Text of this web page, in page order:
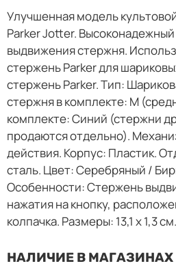
Улучшенная модель
Parker Jotter.
выдвижения стержня.
стержень Parker для
стержень Parker. Тип:
стержня в комплекте: М
комплекте: Синий (стержни
продаются отдельно).
действия. Корпус: Пластик.
сталь. Цвет: Серебряный /
Особенности: Стержень
нажатия на кнопку,
колпачка. Размеры: 13,1 х 1,3 см.
НАЛИЧИЕ В МАГАЗИНАХ